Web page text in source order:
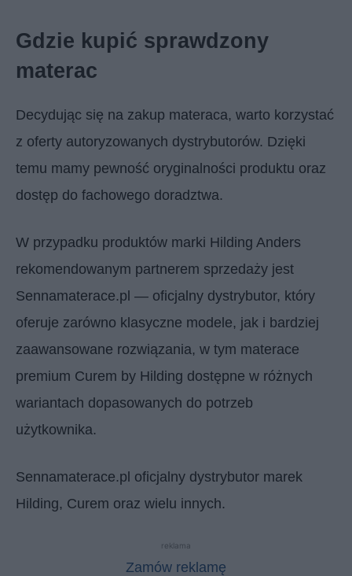
Gdzie kupić sprawdzony
materac
Decydując się na zakup materaca, warto korzystać
z oferty autoryzowanych dystrybutorów. Dzięki
temu mamy pewność oryginalności produktu oraz
dostęp do fachowego doradztwa.
W przypadku produktów marki Hilding Anders
rekomendowanym partnerem sprzedaży jest
Sennamaterace.pl — oficjalny dystrybutor, który
oferuje zarówno klasyczne modele, jak i bardziej
zaawansowane rozwiązania, w tym materace
premium Curem by Hilding dostępne w różnych
wariantach dopasowanych do potrzeb
użytkownika.
Sennamaterace.pl oficjalny dystrybutor marek
Hilding, Curem oraz wielu innych.
reklama
Zamów reklamę